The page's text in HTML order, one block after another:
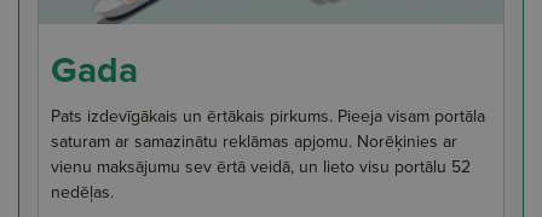
Gada
Pats izdevīgākais un ērtākais pirkums. Pieeja visam portāla
saturam ar samazinātu reklāmas apjomu. Norēķinies ar
vienu maksājumu sev ērtā veidā, un lieto visu portālu 52
nedēļas.